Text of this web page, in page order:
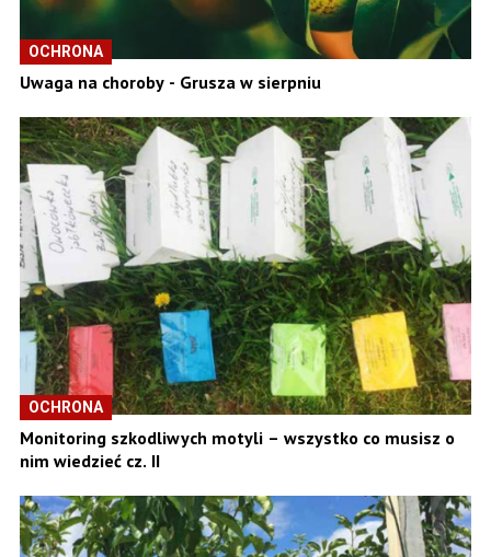
OCHRONA
Uwaga na choroby - Grusza w sierpniu
OCHRONA
Monitoring szkodliwych motyli – wszystko co musisz o
nim wiedzieć cz. II